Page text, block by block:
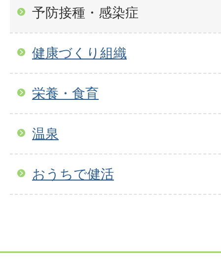
予防接種・感染症
健康づくり組織
栄養・食育
温泉
おうちで健活